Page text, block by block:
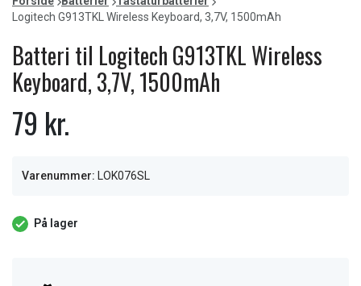
6Logitech G913TKL Wireless Keyboard, 3,7V, 1500mAh
Batteri til Logitech G913TKL Wireless
Keyboard, 3,7V, 1500mAh
79 kr.
Varenummer: LOK076SL
På lager